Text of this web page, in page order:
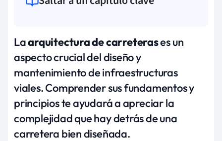
Laarquitectura de carreterases un
aspecto crucial del diseño y
mantenimiento de infraestructuras
viales. Comprender sus fundamentos y
principios te ayudará a apreciar la
complejidad que hay detrás de una
carretera bien diseñada.